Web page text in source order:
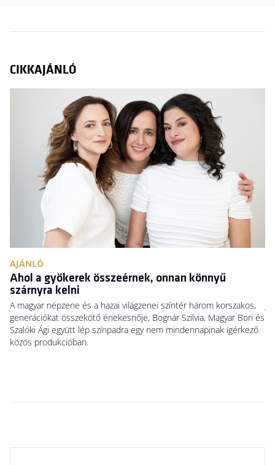
CIKKAJÁNLÓ
AJÁNLÓ
Ahol a gyökerek összeérnek, onnan könnyű
szárnyra kelni
A magyar népzene és a hazai világzenei színtér három korszakos,
generációkat összekötő énekesnője, Bognár Szilvia, Magyar Bori és
Szalóki Ági együtt lép színpadra egy nem mindennapinak ígérkező
közös produkcióban.